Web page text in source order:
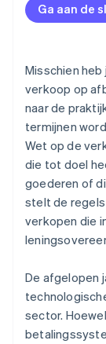
Ga aan de
Misschien
verkoop op
naar de
termijnen
Wet op de
die tot doel
goederen of
stelt de
verkopen die
De afgelopen
sector.